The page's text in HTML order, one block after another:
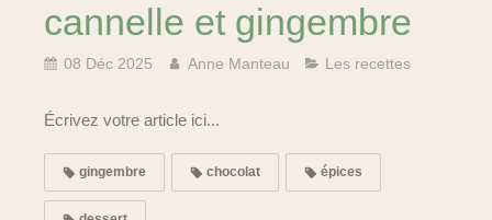
cannelle et gingembre
08 Déc 2025 Anne Manteau Les recettes
Écrivez votre article ici...
gingembre chocolat épices